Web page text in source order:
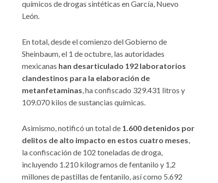
químicos de drogas sintéticas en García, Nuevo
León.
En total, desde el comienzo del Gobierno de
Sheinbaum, el 1 de octubre, las autoridades
mexicanas han desarticulado 192 laboratorios
clandestinos para la elaboración de
metanfetaminas, ha confiscado 329.431 litros y
109.070 kilos de sustancias químicas.
Asimismo, notificó un total de 1.600 detenidos por
delitos de alto impacto en estos cuatro meses,
la confiscación de 102 toneladas de droga,
incluyendo 1.210 kilogramos de fentanilo y 1,2
millones de pastillas de fentanilo, así como 5.692